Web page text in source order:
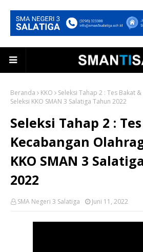
Beranda KKO
Seleksi Tahap 2 : Tes Bakat
Seleksi KKO SMAN 3 Salatiga Tahun 2022
Seleksi Tahap 2 :
Kecabangan
KKO SMAN 3
2022
SMA Negeri 3 Salatiga Juni 11, 2022